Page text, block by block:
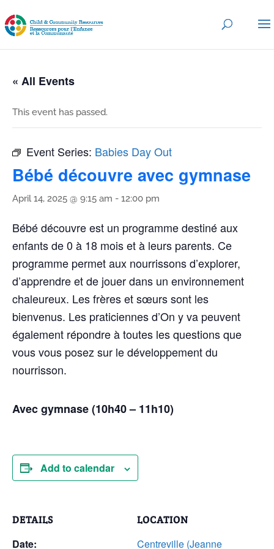
« All Events
This event has passed.
Event Series: Babies Day Out
Bébé découvre avec gymnase
April 14, 2025 @ 9:15 am - 12:00 pm
Bébé découvre est un programme destiné aux
enfants de 0 à 18 mois et à leurs parents. Ce
programme permet aux nourrissons d’explorer,
d’apprendre et de jouer dans un environnement
chaleureux. Les frères et sœurs sont les
bienvenus. Les praticiennes d’On y va peuvent
également répondre à toutes les questions que
vous vous posez sur le développement du
nourrisson.
Avec gymnase (10h40 – 11h10)
Add to calendar
DETAILS
Date:
LOCATION
Centreville (Jeanne